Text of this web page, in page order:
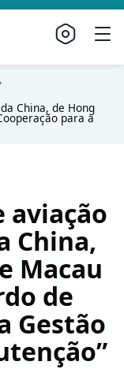
China, de Hong
para a
aviação
China,
Macau
de
Gestão